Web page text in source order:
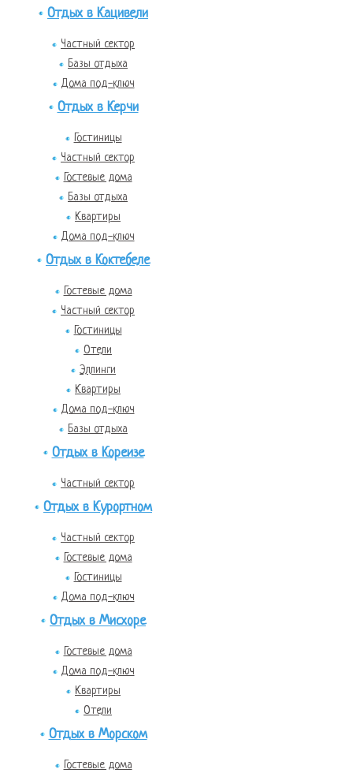
Отдых в Кацивели
Частный сектор
Базы отдыха
Дома под-ключ
Отдых в Керчи
Гостиницы
Частный сектор
Гостевые дома
Базы отдыха
Квартиры
Дома под-ключ
Отдых в Коктебеле
Гостевые дома
Частный сектор
Гостиницы
Отели
Эллинги
Квартиры
Дома под-ключ
Базы отдыха
Отдых в Кореизе
Частный сектор
Отдых в Курортном
Частный сектор
Гостевые дома
Гостиницы
Дома под-ключ
Отдых в Мисхоре
Гостевые дома
Дома под-ключ
Квартиры
Отели
Отдых в Морском
Гостевые дома